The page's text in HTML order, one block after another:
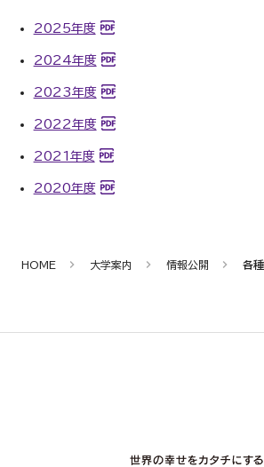
2025年度
2024年度
2023年度
2022年度
2021年度
2020年度
HOME 大学案内 情報公開 各